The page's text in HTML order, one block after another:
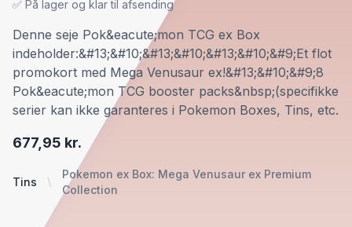
Tins
Pokemon ex Box: Mega Venusaur ex Premium
Collection
677,95 kr.
Denne seje Pok&eacute;mon TCG ex Box
indeholder:&#13;&#10;&#13;&#10;&#13;&#10;&#9;Et flot
promokort med Mega Venusaur ex!&#13;&#10;&#9;8
Pok&eacute;mon TCG booster packs&nbsp;(specifikke
serier kan ikke garanteres i Pokemon Boxes, Tins, etc.
✅ På lager og klar til afsending